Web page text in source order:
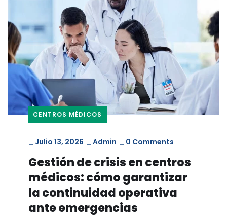
CENTROS MÉDICOS
Julio 13, 2026 Admin 0 Comments
Gestión de crisis en centros
médicos: cómo garantizar
la continuidad operativa
ante emergencias